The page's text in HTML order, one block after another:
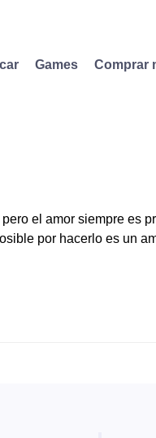
Games Comprar
el amor siempre es
por hacerlo es un